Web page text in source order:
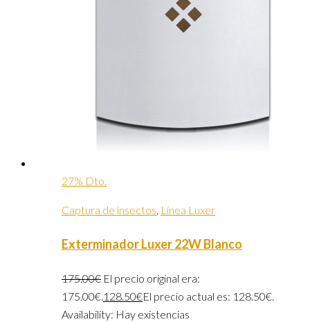
27% Dto.
Captura de insectos, Linea Luxer
Exterminador Luxer 22W Blanco
175.00€ El precio original era:
175.00€.128.50€El precio actual es: 128.50€.
Availability: Hay existencias